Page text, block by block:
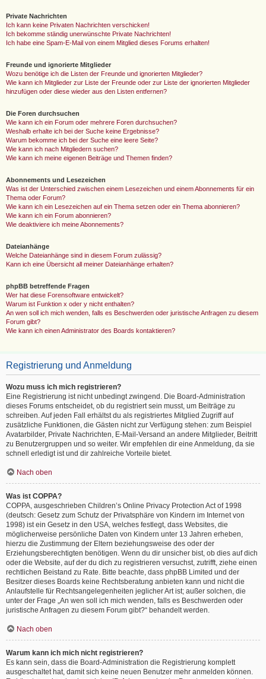
Private Nachrichten
Ich kann keine Privaten Nachrichten verschicken!
Ich bekomme ständig unerwünschte Private Nachrichten!
Ich habe eine Spam-E-Mail von einem Mitglied dieses Forums erhalten!
Freunde und ignorierte Mitglieder
Wozu benötige ich die Listen der Freunde und ignorierten Mitglieder?
Wie kann ich Mitglieder zur Liste der Freunde oder zur Liste der ignorierten Mitglieder
hinzufügen oder diese wieder aus den Listen entfernen?
Die Foren durchsuchen
Wie kann ich ein Forum oder mehrere Foren durchsuchen?
Weshalb erhalte ich bei der Suche keine Ergebnisse?
Warum bekomme ich bei der Suche eine leere Seite?
Wie kann ich nach Mitgliedern suchen?
Wie kann ich meine eigenen Beiträge und Themen finden?
Abonnements und Lesezeichen
Was ist der Unterschied zwischen einem Lesezeichen und einem Abonnements für ein
Thema oder Forum?
Wie kann ich ein Lesezeichen auf ein Thema setzen oder ein Thema abonnieren?
Wie kann ich ein Forum abonnieren?
Wie deaktiviere ich meine Abonnements?
Dateianhänge
Welche Dateianhänge sind in diesem Forum zulässig?
Kann ich eine Übersicht all meiner Dateianhänge erhalten?
phpBB betreffende Fragen
Wer hat diese Forensoftware entwickelt?
Warum ist Funktion x oder y nicht enthalten?
An wen soll ich mich wenden, falls es Beschwerden oder juristische Anfragen zu diesem
Forum gibt?
Wie kann ich einen Administrator des Boards kontaktieren?
Registrierung und Anmeldung
Wozu muss ich mich registrieren?
Eine Registrierung ist nicht unbedingt zwingend. Die Board-Administration
dieses Forums entscheidet, ob du registriert sein musst, um Beiträge zu
schreiben. Auf jeden Fall erhältst du als registriertes Mitglied Zugriff auf
zusätzliche Funktionen, die Gästen nicht zur Verfügung stehen: zum Beispiel
Avatarbilder, Private Nachrichten, E-Mail-Versand an andere Mitglieder, Beitritt
zu Benutzergruppen und so weiter. Wir empfehlen dir eine Anmeldung, da sie
schnell erledigt ist und dir zahlreiche Vorteile bietet.
Nach oben
Was ist COPPA?
COPPA, ausgeschrieben Children’s Online Privacy Protection Act of 1998
(deutsch: Gesetz zum Schutz der Privatsphäre von Kindern im Internet von
1998) ist ein Gesetz in den USA, welches festlegt, dass Websites, die
möglicherweise persönliche Daten von Kindern unter 13 Jahren erheben,
hierzu die Zustimmung der Eltern beziehungsweise des oder der
Erziehungsberechtigten benötigen. Wenn du dir unsicher bist, ob dies auf dich
oder die Website, auf der du dich zu registrieren versuchst, zutrifft, ziehe einen
rechtlichen Beistand zu Rate. Bitte beachte, dass phpBB Limited und der
Besitzer dieses Boards keine Rechtsberatung anbieten kann und nicht die
Anlaufstelle für Rechtsangelegenheiten jeglicher Art ist; außer solchen, die
unter der Frage „An wen soll ich mich wenden, falls es Beschwerden oder
juristische Anfragen zu diesem Forum gibt?“ behandelt werden.
Nach oben
Warum kann ich mich nicht registrieren?
Es kann sein, dass die Board-Administration die Registrierung komplett
ausgeschaltet hat, damit sich keine neuen Benutzer mehr anmelden können.